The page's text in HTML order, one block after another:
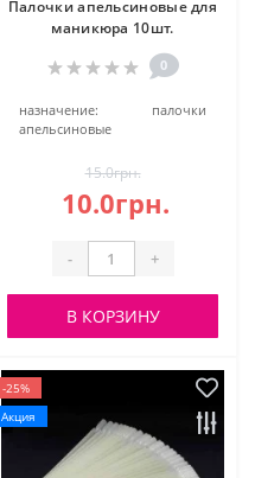
Палочки апельсиновые для
маникюра 10шт.
0
назначение:
палочки
апельсиновые
15.0грн.
10.0грн.
- +
В КОРЗИНУ
-25%
Акция